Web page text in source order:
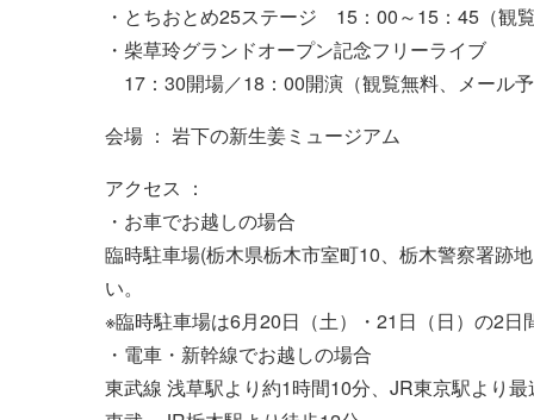
・とちおとめ25ステージ 15：00～15：45（観
・柴草玲グランドオープン記念フリーライブ
17：30開場／18：00開演（観覧無料、メール
会場 ： 岩下の新生姜ミュージアム
アクセス ：
・お車でお越しの場合
臨時駐車場(栃木県栃木市室町10、栃木警察署跡
い。
※臨時駐車場は6月20日（土）・21日（日）の2日
・電車・新幹線でお越しの場合
東武線 浅草駅より約1時間10分、JR東京駅より